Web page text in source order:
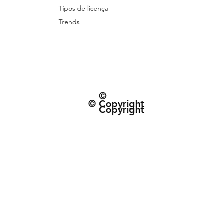
Tipos de licença
Trends
©
Copyright
© Copyright